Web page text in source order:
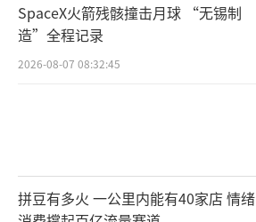
SpaceX火箭残骸撞击月球 “无锡制
造”全程记录
2026-08-07 08:32:45
拼豆有多火 一公里内能有40家店 情绪